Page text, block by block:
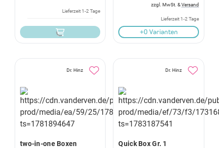
Lieferzeit 1-2 Tage
zzgl. MwSt. &Versand
Lieferzeit 1-2 Tage
+0 Varianten
Dr. Hinz
two-in-one Boxen
Dr. Hinz
Quick Box Gr. 1